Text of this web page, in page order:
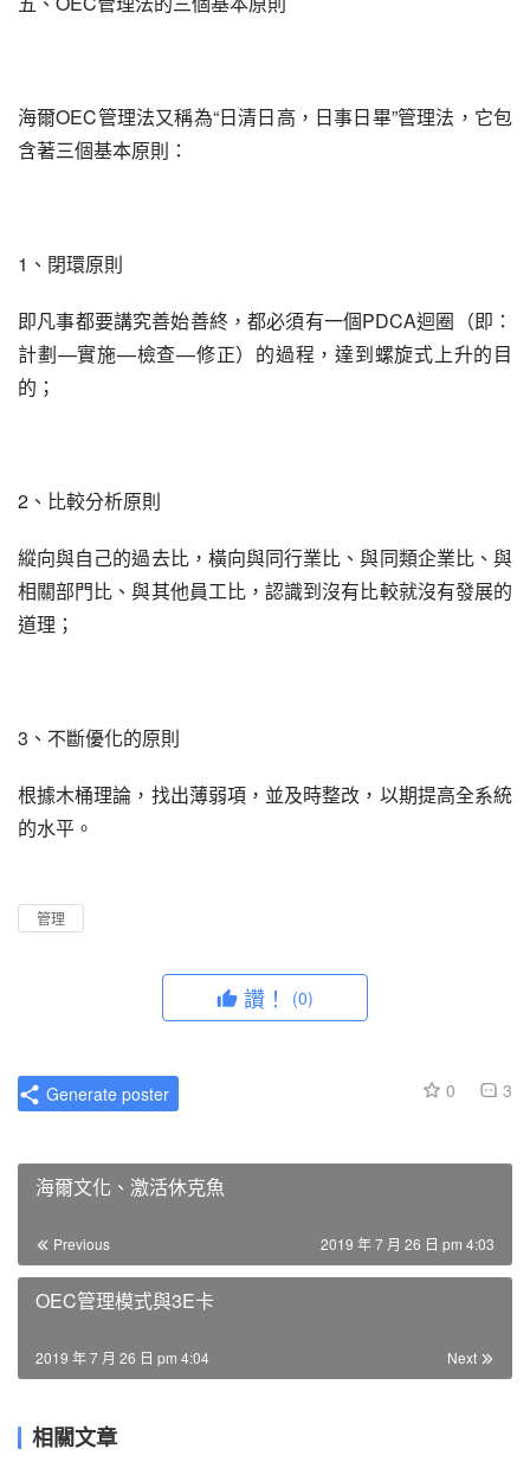
海爾OEC管理法又稱為“日清日高，日事日畢”管理法，它包
含著三個基本原則：
1、閉環原則
即凡事都要講究善始善終，都必須有一個PDCA迴圈（即：
計劃—實施—檢查—修正）的過程，達到螺旋式上升的目
的；
2、比較分析原則
縱向與自己的過去比，橫向與同行業比、與同類企業比、與
相關部門比、與其他員工比，認識到沒有比較就沒有發展的
道理；
3、不斷優化的原則
根據木桶理論，找出薄弱項，並及時整改，以期提高全系統
的水平。
管理
讚！ (0)
0 3
Generate poster
海爾文化、激活休克魚
Previous 2019 年 7 月 26 日 pm 4:03
OEC管理模式與3E卡
Next
2019 年 7 月 26 日 pm 4:04
相關文章